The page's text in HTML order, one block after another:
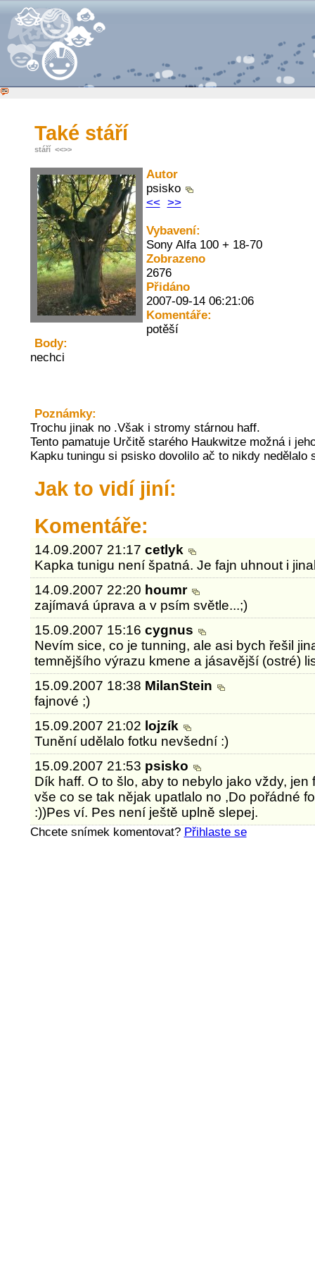
Také stáří
stáří <<>>
Autor
psisko
<< >>
Vybavení:
Sony Alfa 100 + 18-70
Zobrazeno
2676
Přidáno
2007-09-14 06:21:06
Komentáře:
potěší
Body:
nechci
Poznámky:
Trochu jinak no .Však i stromy stárnou haff.
Tento pamatuje Určitě starého Haukwitze možná i
Kapku tuningu si psisko dovolilo ač to nikdy nedělalo
Jak to vidí jiní:
Komentáře:
14.09.2007 21:17cetlyk
Kapka tunigu není špatná. Je fajn uhnout i
14.09.2007 22:20 houmr
zajímavá úprava a v psím světle...;)
15.09.2007 15:16cygnus
Nevím sice, co je tunning, ale asi bych řešil
temnějšího výrazu kmene a jásavější (ostré)
15.09.2007 18:38 MilanStein
fajnové ;)
15.09.2007 21:02 lojzík
Tunění udělalo fotku nevšední :)
15.09.2007 21:53 psisko
Dík haff. O to šlo, aby to nebylo jako vždy, jen
vše co se tak nějak upatlalo no ,Do pořádné
:))Pes ví. Pes není ještě uplně slepej.
Chcete snímek komentovat? Přihlaste se